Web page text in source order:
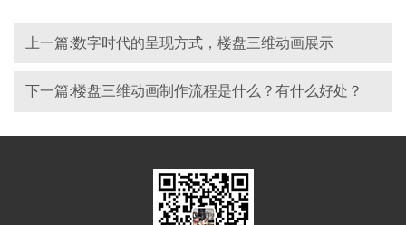
上一篇:数字时代的呈现方式，楼盘三维动画展示
下一篇:楼盘三维动画制作流程是什么？有什么好处？